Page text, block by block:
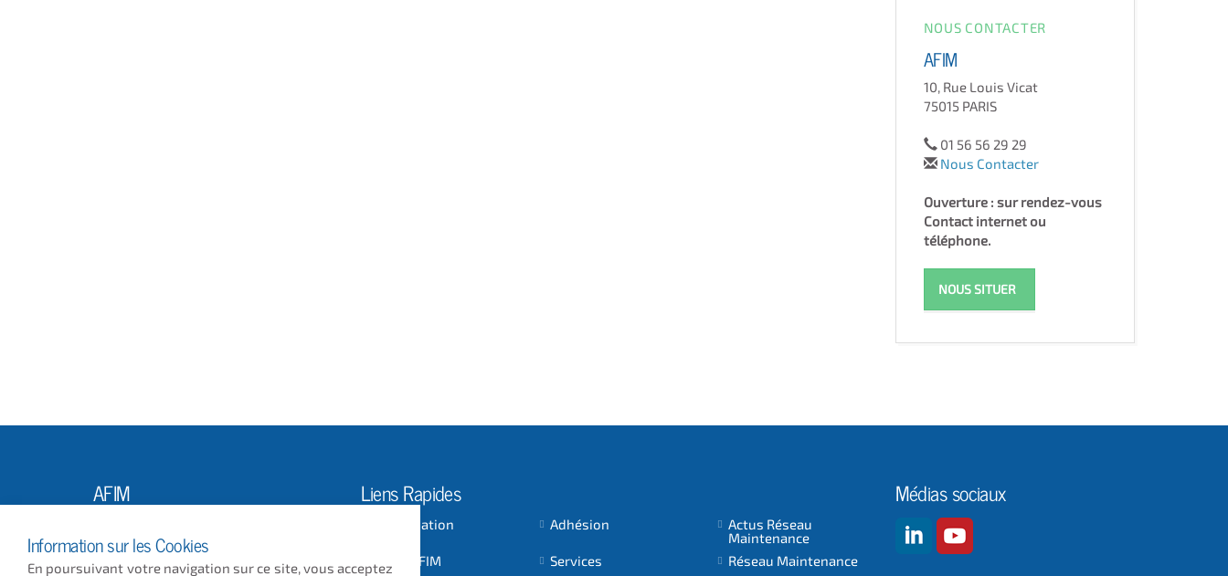
NOUS CONTACTER
AFIM
10, Rue Louis Vicat
75015 PARIS
01 56 56 29 29
Nous Contacter
Ouverture : sur rendez-vous
Contact internet ou
téléphone.
NOUS SITUER
AFIM
75015 PARIS
Liens Rapides
L'Association Adhésion
Actus Réseau
Maintenance
Actus AFIM
Services
Réseau Maintenance
Médias sociaux
Information sur les Cookies
En poursuivant votre navigation sur ce site, vous acceptez